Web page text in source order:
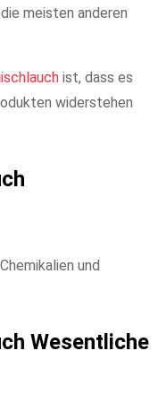
meisten anderen
ist, dass es
widerstehen
und
Wesentliche